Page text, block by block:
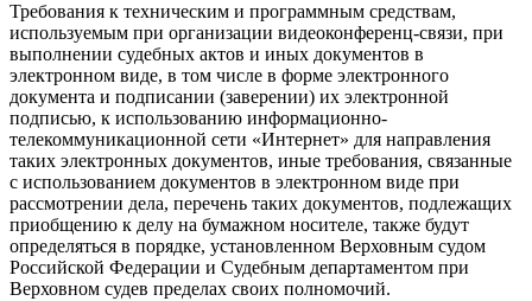
Требования к техническим и программным средствам,
используемым при организации видеоконференц-связи, при
выполнении судебных актов и иных документов в
электронном виде, в том числе в форме электронного
документа и подписании (заверении) их электронной
подписью, к использованию информационно-
телекоммуникационной сети «Интернет» для направления
таких электронных документов, иные требования, связанные
с использованием документов в электронном виде при
рассмотрении дела, перечень таких документов, подлежащих
приобщению к делу на бумажном носителе, также будут
определяться в порядке, установленном Верховным судом
Российской Федерации и Судебным департаментом при
Верховном судев пределах своих полномочий.